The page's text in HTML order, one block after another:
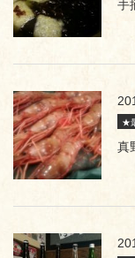
手
★
真